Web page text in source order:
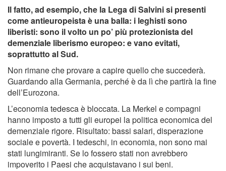
Il fatto, ad esempio, che la Lega di Salvini si presenti
come antieuropeista è una balla: i leghisti sono
liberisti: sono il volto un po’ più protezionista del
demenziale liberismo europeo: e vano evitati,
soprattutto al Sud.
Non rimane che provare a capire quello che succederà.
Guardando alla Germania, perché è da lì che partirà la fine
dell’Eurozona.
L’economia tedesca è bloccata. La Merkel e compagni
hanno imposto a tutti gli europei la politica economica del
demenziale rigore. Risultato: bassi salari, disperazione
sociale e povertà. I tedeschi, in economia, non sono mai
stati lungimiranti. Se lo fossero stati non avrebbero
impoverito i Paesi che acquistavano i sui beni.